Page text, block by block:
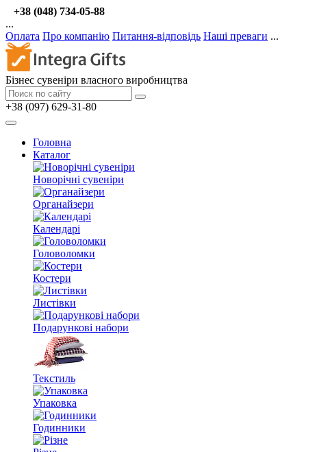
+38 (048) 734-05-88
...
Оплата Про компанію Питання-відповідь Наші преваги ...
Бізнес сувеніри власного виробництва
+38 (097) 629-31-80
Головна
Каталог
Новорічні сувеніри
Органайзери
Календарі
Головоломки
Костери
Листівки
Подарункові набори
Текстиль
Упаковка
Годинники